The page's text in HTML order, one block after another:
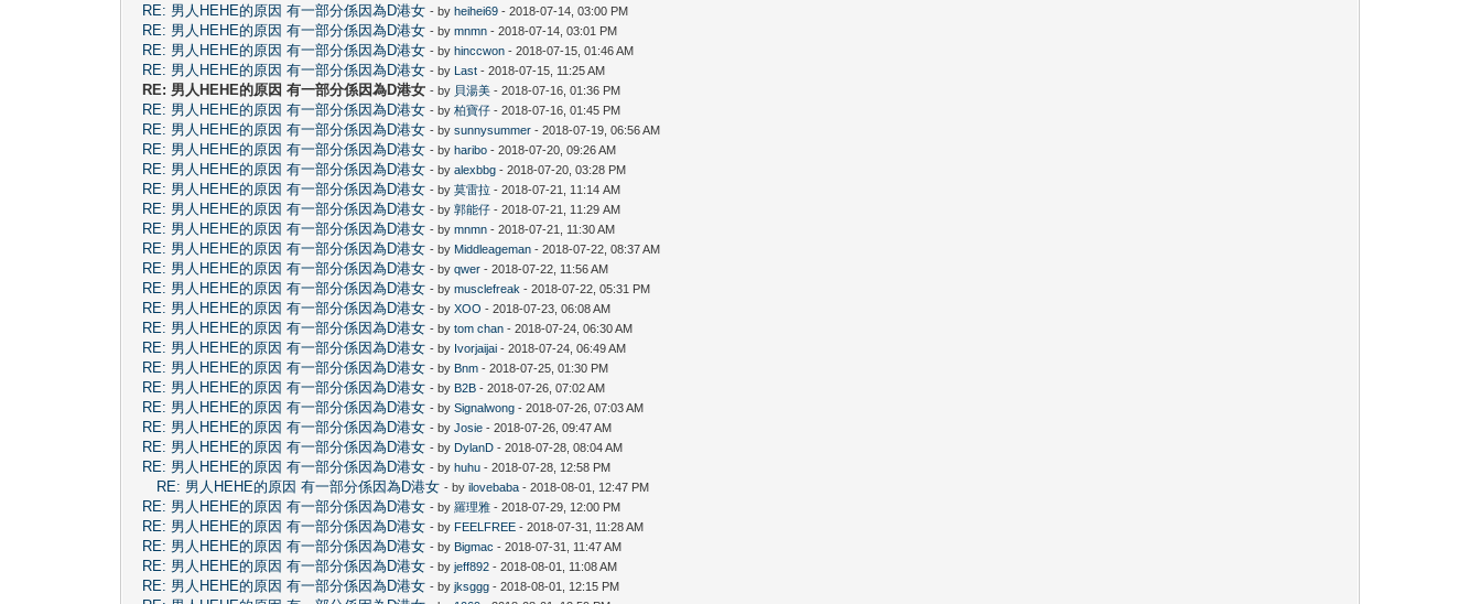
RE: 男人HEHE的原因 有一部分係因為D港女 - byheihei69 - 2018-07-14, 03:00 PM
RE: 男人HEHE的原因 有一部分係因為D港女 - bymnmn - 2018-07-14, 03:01 PM
RE: 男人HEHE的原因 有一部分係因為D港女 - byhinccwon - 2018-07-15, 01:46 AM
RE: 男人HEHE的原因 有一部分係因為D港女 - by Last - 2018-07-15, 11:25 AM
RE: 男人HEHE的原因 有一部分係因為D港女 - by 貝湯美 - 2018-07-16, 01:36 PM
RE: 男人HEHE的原因 有一部分係因為D港女 - by柏寶仔 - 2018-07-16, 01:45 PM
RE: 男人HEHE的原因 有一部分係因為D港女 - bysunnysummer - 2018-07-19, 06:56 AM
RE: 男人HEHE的原因 有一部分係因為D港女 - byharibo - 2018-07-20, 09:26 AM
RE: 男人HEHE的原因 有一部分係因為D港女 - byalexbbg - 2018-07-20, 03:28 PM
RE: 男人HEHE的原因 有一部分係因為D港女 - by莫雷拉 - 2018-07-21, 11:14 AM
RE: 男人HEHE的原因 有一部分係因為D港女 - by郭能仔 - 2018-07-21, 11:29 AM
RE: 男人HEHE的原因 有一部分係因為D港女 - bymnmn - 2018-07-21, 11:30 AM
RE: 男人HEHE的原因 有一部分係因為D港女 - by Middleageman - 2018-07-22, 08:37 AM
RE: 男人HEHE的原因 有一部分係因為D港女 - byqwer - 2018-07-22, 11:56 AM
RE: 男人HEHE的原因 有一部分係因為D港女 - bymusclefreak - 2018-07-22, 05:31 PM
RE: 男人HEHE的原因 有一部分係因為D港女 - byXOO - 2018-07-23, 06:08 AM
RE: 男人HEHE的原因 有一部分係因為D港女 - bytom chan - 2018-07-24, 06:30 AM
RE: 男人HEHE的原因 有一部分係因為D港女 - by Ivorjaijai - 2018-07-24, 06:49 AM
RE: 男人HEHE的原因 有一部分係因為D港女 - by Bnm - 2018-07-25, 01:30 PM
RE: 男人HEHE的原因 有一部分係因為D港女 - by B2B - 2018-07-26, 07:02 AM
RE: 男人HEHE的原因 有一部分係因為D港女 - bySignalwong - 2018-07-26, 07:03 AM
RE: 男人HEHE的原因 有一部分係因為D港女 - byJosie - 2018-07-26, 09:47 AM
RE: 男人HEHE的原因 有一部分係因為D港女 - by DylanD - 2018-07-28, 08:04 AM
RE: 男人HEHE的原因 有一部分係因為D港女 - byhuhu - 2018-07-28, 12:58 PM
RE: 男人HEHE的原因 有一部分係因為D港女 - byilovebaba - 2018-08-01, 12:47 PM
RE: 男人HEHE的原因 有一部分係因為D港女 - by羅理雅 - 2018-07-29, 12:00 PM
RE: 男人HEHE的原因 有一部分係因為D港女 - by FEELFREE - 2018-07-31, 11:28 AM
RE: 男人HEHE的原因 有一部分係因為D港女 - by Bigmac - 2018-07-31, 11:47 AM
RE: 男人HEHE的原因 有一部分係因為D港女 - byjeff892 - 2018-08-01, 11:08 AM
RE: 男人HEHE的原因 有一部分係因為D港女 - byjksggg - 2018-08-01, 12:15 PM